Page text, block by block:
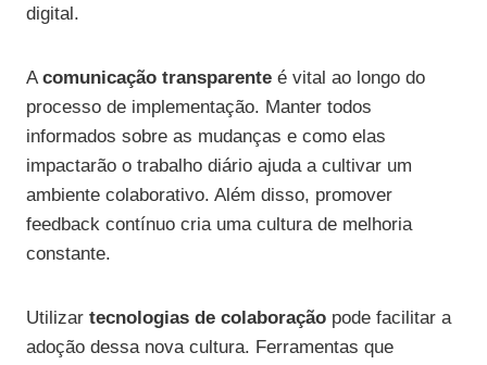
digital.
Acomunicação transparente é vital ao longo do
processo de implementação. Manter todos
informados sobre as mudanças e como elas
impactarão o trabalho diário ajuda a cultivar um
ambiente colaborativo. Além disso, promover
feedback contínuo cria uma cultura de melhoria
constante.
Utilizar tecnologias de colaboração pode facilitar a
adoção dessa nova cultura. Ferramentas que